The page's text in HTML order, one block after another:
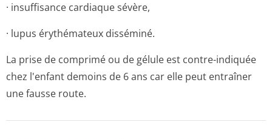
· insuffisance cardiaque sévère,
· lupus érythémateux disséminé.
La prise de comprimé ou de gélule est contre-indiquée
chez l'enfant demoins de 6 ans car elle peut entraîner
une fausse route.